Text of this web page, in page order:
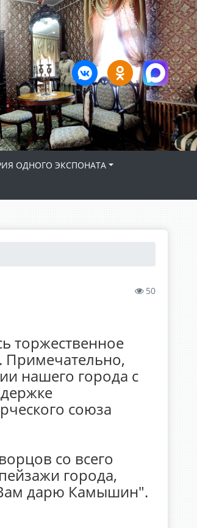
ОДНОГО ЭКСПОНАТА
50
торжественное
Примечательно,
нашего города с
союза
со всего
города,
Вам дарю Камышин".